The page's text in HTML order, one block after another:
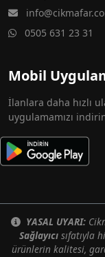
0505 631 23 31
Mobil
İlanlara daha hızlı
uygulamamızı
YASAL UYARI:
Sağlayıcısıfatıyla
ürünlerin kalitesi,